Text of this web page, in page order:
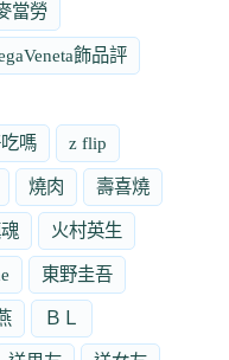
當勞
飾品評
嗎 z flip
燒肉 壽喜燒
火村英生
東野圭吾
ＢＬ